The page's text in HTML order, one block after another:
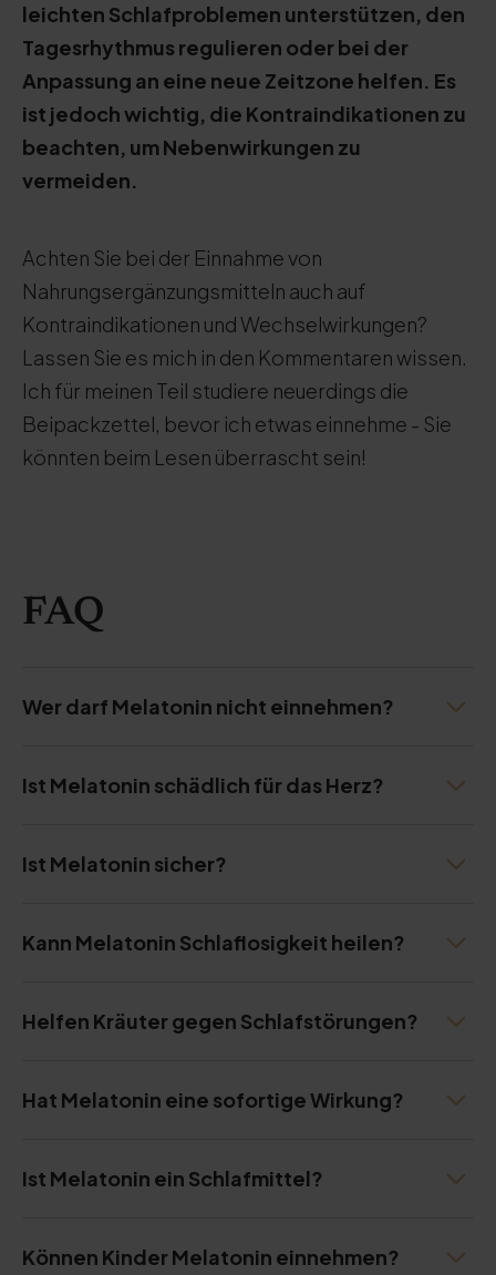
leichten Schlafproblemen unterstützen, den
Tagesrhythmus regulieren oder bei der
Anpassung an eine neue Zeitzone helfen. Es
ist jedoch wichtig, die Kontraindikationen zu
beachten, um Nebenwirkungen zu
vermeiden.
Achten Sie bei der Einnahme von
Nahrungsergänzungsmitteln auch auf
Kontraindikationen und Wechselwirkungen?
Lassen Sie es mich in den Kommentaren wissen.
Ich für meinen Teil studiere neuerdings die
Beipackzettel, bevor ich etwas einnehme - Sie
könnten beim Lesen überrascht sein!
FAQ
Wer darf Melatonin nicht einnehmen?
Ist Melatonin schädlich für das Herz?
Ist Melatonin sicher?
Kann Melatonin Schlaflosigkeit heilen?
Helfen Kräuter gegen Schlafstörungen?
Hat Melatonin eine sofortige Wirkung?
Ist Melatonin ein Schlafmittel?
Können Kinder Melatonin einnehmen?